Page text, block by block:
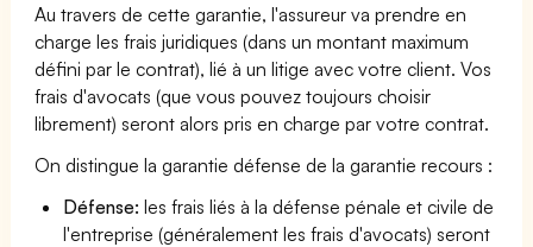
Au travers de cette garantie, l'assureur va prendre en
charge les frais juridiques (dans un montant maximum
défini par le contrat), lié à un litige avec votre client. Vos
frais d'avocats (que vous pouvez toujours choisir
librement) seront alors pris en charge par votre contrat.
On distingue la garantie défense de la garantie recours :
Défense: les frais liés à la défense pénale et civile de
l'entreprise (généralement les frais d'avocats) seront